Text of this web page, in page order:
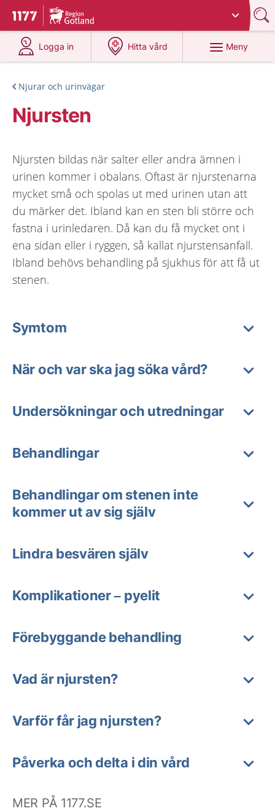
Till startsidan för 1177
Du har valt region
Logga in
på 1177.se
Hitta vård
på 1177.se
Meny
Njurar och urinvägar
Njursten
Njursten bildas när salter eller andra ämnen i
urinen kommer i obalans. Oftast är njurstenarna
mycket små och spolas ut med urinen utan att
du märker det. Ibland kan en sten bli större och
fastna i urinledaren. Då kan du få mycket ont i
ena sidan eller i ryggen, så kallat njurstensanfall.
Ibland behövs behandling på sjukhus för att få ut
stenen.
Symtom
När och var ska jag söka vård?
Undersökningar och utredningar
Behandlingar
Behandlingar om stenen inte
kommer ut av sig själv
Lindra besvären själv
Komplikationer – pyelit
Förebyggande behandling
Vad är njursten?
Varför får jag njursten?
Påverka och delta i din vård
MER PÅ 1177.SE